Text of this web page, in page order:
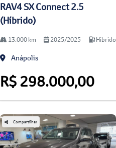
RAV4 SX Connect 2.5
(Híbrido)
13.000 km 2025/2025 Híbrido
Anápolis
R$ 298.000,00
Compartilhar